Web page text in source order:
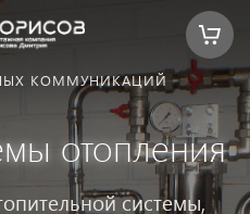
КОММУНИКАЦИЙ
отопления
системы,